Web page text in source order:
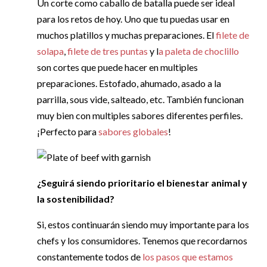
Un corte como caballo de batalla puede ser ideal
para los retos de hoy. Uno que tu puedas usar en
muchos platillos y muchas preparaciones. Elfilete de
solapa,filete de tres puntas y la paleta de choclillo
son cortes que puede hacer en multiples
preparaciones. Estofado, ahumado, asado a la
parrilla, sous vide, salteado, etc. También funcionan
muy bien con multiples sabores diferentes perfiles.
¡Perfecto parasabores globales!
¿Seguirá siendo prioritario el bienestar animal y
la sostenibilidad?
Si, estos continuarán siendo muy importante para los
chefs y los consumidores. Tenemos que recordarnos
constantemente todos de los pasos que estamos